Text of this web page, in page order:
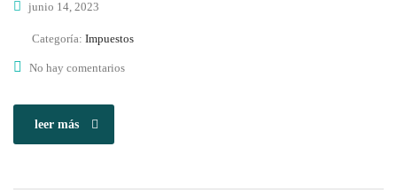
junio 14, 2023
Categoría: Impuestos
No hay comentarios
leer más